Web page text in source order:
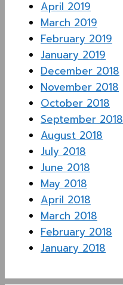
April 2019
March 2019
February 2019
January 2019
December 2018
November 2018
October 2018
September 2018
August 2018
July 2018
June 2018
May 2018
April 2018
March 2018
February 2018
January 2018